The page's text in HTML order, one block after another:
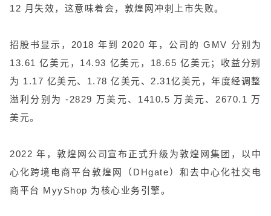
12 月失效，这意味着会，敦煌网冲刺上市失败。
招股书显示，2018 年到 2020 年，公司的 GMV 分别为
13.61 亿美元，14.93 亿美元，18.65 亿美元；收益分别
为 1.17 亿美元、1.78 亿美元、2.31亿美元，年度经调整
溢利分别为 -2829 万美元、1410.5 万美元、2670.1 万
美元。
2022 年，敦煌网公司宣布正式升级为敦煌网集团，以中
心化跨境电商平台敦煌网（DHgate）和去中心化社交电
商平台 MyyShop 为核心业务引擎。